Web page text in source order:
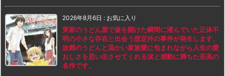
2026年8月6日 : お気に入り
実家のうどん屋で釜を開けた瞬間に潜んでいた正体不
明の小さな存在と出会う想定外の事件が発生します。
故郷のうどんと温かい家族愛に包まれながら人生の愛
おしさを思い出させてくれる涙と感動に満ちた至高の
名作です。